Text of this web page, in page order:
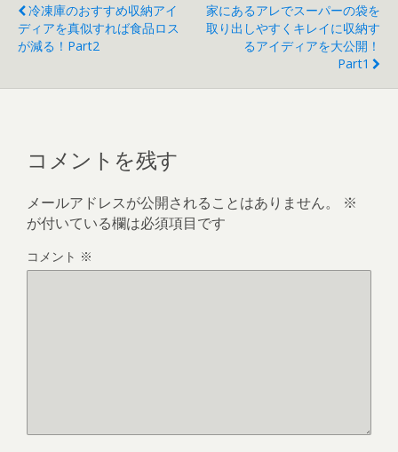
冷凍庫のおすすめ収納アイ
ディアを真似すれば食品ロス
が減る！part2
家にあるアレでスーパーの袋を
取り出しやすくキレイに収納す
るアイディアを大公開！
Part1
コメントを残す
メールアドレスが公開されることはありません。
※
が付いている欄は必須項目です
コメント ※